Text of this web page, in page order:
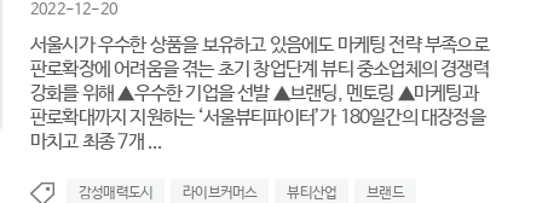
2022-12-20
서울시가 우수한 상품을 보유하고 있음에도 마케팅 전략 부족으로
판로확장에 어려움을 겪는 초기 창업단계 뷰티 중소업체의 경쟁력
강화를 위해 ▲우수한 기업을 선발 ▲브랜딩, 멘토링 ▲마케팅과
판로확대까지 지원하는 ‘서울뷰티파이터’가 180일간의 대장정을
마치고 최종 7개 ...
감성매력도시 라이브커머스 뷰티산업 브랜드